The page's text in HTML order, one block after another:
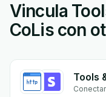
Vincula
CoLis con
Tools